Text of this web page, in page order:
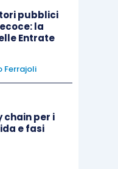
esente Iva che
è un soggetto Iva
pubblici
la
Entrate
Ferrajoli
chain per i
e fasi